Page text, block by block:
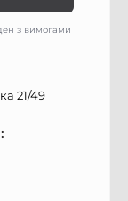
з вимогами
21/49